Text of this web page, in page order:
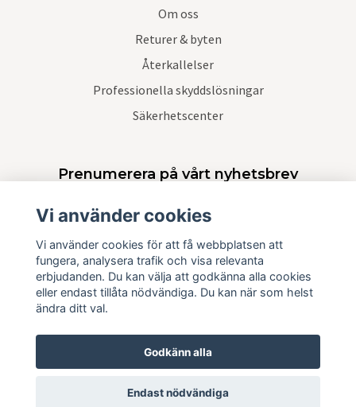
Om oss
Returer & byten
Återkallelser
Professionella skyddslösningar
Säkerhetscenter
Prenumerera på vårt nyhetsbrev
© 2026 Krisskydd Sverige AB
Vi använder cookies
Vi använder cookies för att få webbplatsen att
fungera, analysera trafik och visa relevanta
erbjudanden. Du kan välja att godkänna alla cookies
eller endast tillåta nödvändiga. Du kan när som helst
ändra ditt val.
Godkänn alla
Endast nödvändiga